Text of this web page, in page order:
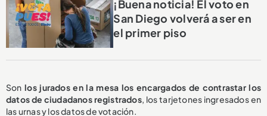
¡Buena noticia! El voto en
San Diego volverá a ser en
el primer piso
Sonlos jurados en la mesa los encargados de contrastar los
datos de ciudadanos registrados, los tarjetones ingresados en
las urnas y los datos de votación.